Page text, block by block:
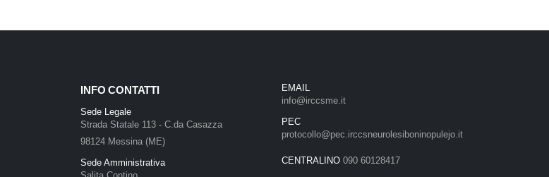
INFO CONTATTI
Sede Legale
Strada Statale 113 - C.da Casazza
98124 Messina (ME)
Sede Amministrativa
EMAIL
info@irccsme.it
PEC
protocollo@pec.irccsneurolesiboninopulejo.it
CENTRALINO 090 60128417